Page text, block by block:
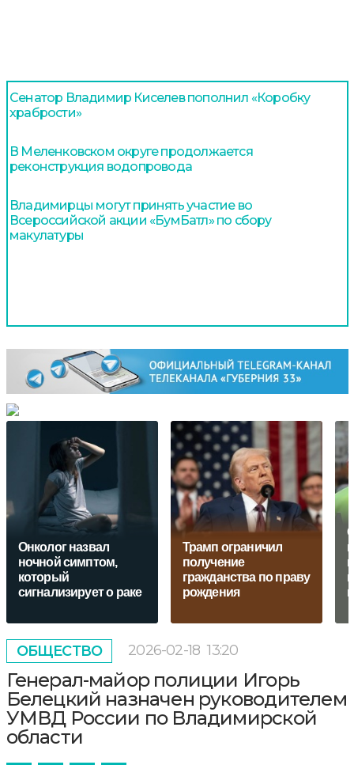
Сенатор Владимир Киселев пополнил «Коробку
храбрости»
В Меленковском округе продолжается
реконструкция водопровода
Владимирцы могут принять участие во
Всероссийской акции «БумБатл» по сбору
макулатуры
Онколог назвал
ночной симптом,
который
сигнализирует о раке
Трамп ограничил
получение
гражданства по праву
рождения
ОБЩЕСТВО 2026-02-18 13:20
Генерал-майор полиции Игорь
Белецкий назначен руководителем
УМВД России по Владимирской
области